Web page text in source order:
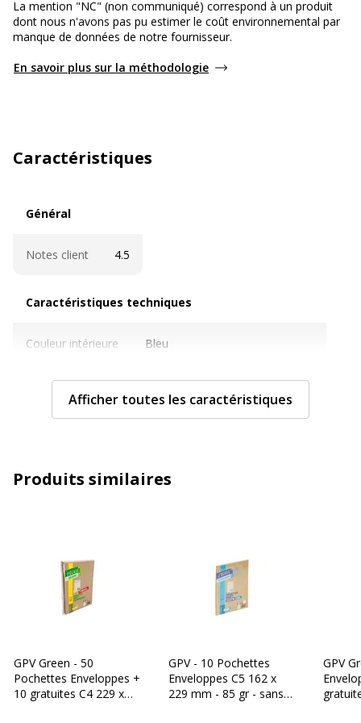
La mention "NC" (non communiqué) correspond à un produit
dont nous n'avons pas pu estimer le coût environnemental par
manque de données de notre fournisseur.
En savoir plus sur la méthodologie
Caractéristiques
Général
Notes client 4.5
Caractéristiques techniques
Couleur intérieure Bleu
Couleur Brun
Caractéristiques 100 % recyclable
Couleur du produit Marron
Afficher toutes les caractéristiques
Produits similaires
GPV Green - 50
Pochettes Enveloppes +
10 gratuites C4 229 x
GPV - 10 Pochettes
Enveloppes C5 162 x
229 mm - 85 gr - sans
GPV